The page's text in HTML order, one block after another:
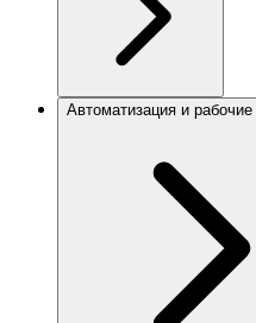
Автоматизация и